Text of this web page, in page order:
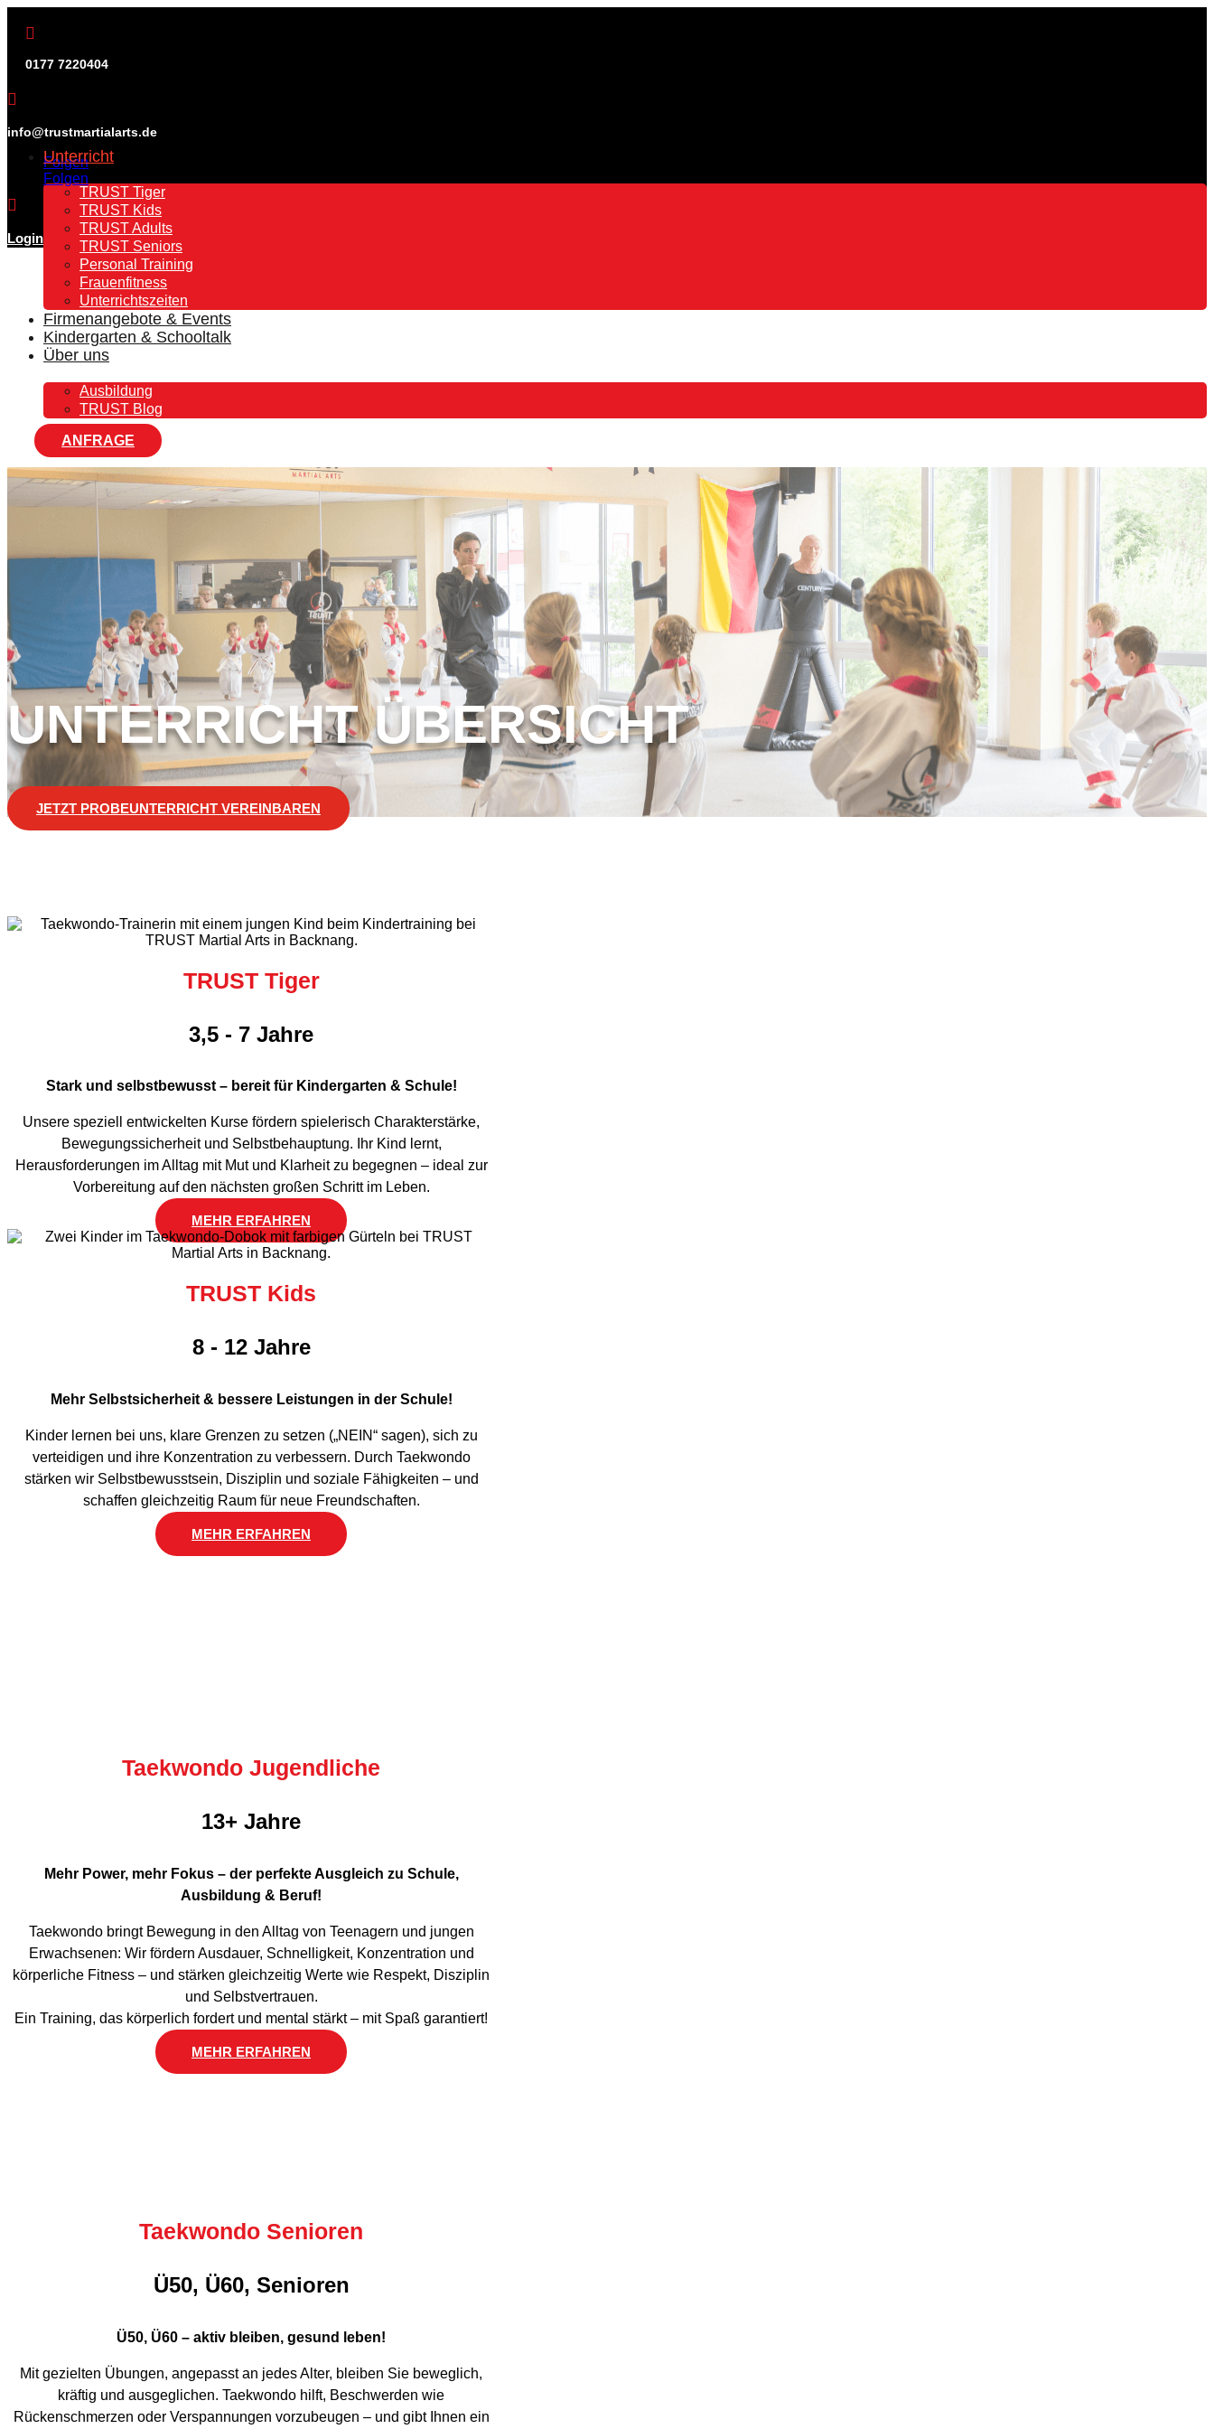

0177 7220404

info@trustmartialarts.de
Folgen
Folgen

Login
Unterricht
TRUST Tiger
TRUST Kids
TRUST Adults
TRUST Seniors
Personal Training
Frauenfitness
Unterrichtszeiten
Firmenangebote & Events
Kindergarten & Schooltalk
Über uns
Ausbildung
TRUST Blog
ANFRAGE
UNTERRICHT ÜBERSICHT
JETZT PROBEUNTERRICHT VEREINBAREN
TRUST Tiger
3,5 - 7 Jahre
Stark und selbstbewusst – bereit für Kindergarten & Schule!
Unsere speziell entwickelten Kurse fördern spielerisch Charakterstärke,
Bewegungssicherheit und Selbstbehauptung. Ihr Kind lernt,
Herausforderungen im Alltag mit Mut und Klarheit zu begegnen – ideal zur
Vorbereitung auf den nächsten großen Schritt im Leben.
MEHR ERFAHREN
TRUST Kids
8 - 12 Jahre
Mehr Selbstsicherheit & bessere Leistungen in der Schule!
Kinder lernen bei uns, klare Grenzen zu setzen („NEIN“ sagen), sich zu
verteidigen und ihre Konzentration zu verbessern. Durch Taekwondo
stärken wir Selbstbewusstsein, Disziplin und soziale Fähigkeiten – und
schaffen gleichzeitig Raum für neue Freundschaften.
MEHR ERFAHREN
Taekwondo Jugendliche
13+ Jahre
Mehr Power, mehr Fokus – der perfekte Ausgleich zu Schule,
Ausbildung & Beruf!
Taekwondo bringt Bewegung in den Alltag von Teenagern und jungen
Erwachsenen: Wir fördern Ausdauer, Schnelligkeit, Konzentration und
körperliche Fitness – und stärken gleichzeitig Werte wie Respekt, Disziplin
und Selbstvertrauen.
Ein Training, das körperlich fordert und mental stärkt – mit Spaß garantiert!
MEHR ERFAHREN
Taekwondo Senioren
Ü50, Ü60, Senioren
Ü50, Ü60 – aktiv bleiben, gesund leben!
Mit gezielten Übungen, angepasst an jedes Alter, bleiben Sie beweglich,
kräftig und ausgeglichen. Taekwondo hilft, Beschwerden wie
Rückenschmerzen oder Verspannungen vorzubeugen – und gibt Ihnen ein